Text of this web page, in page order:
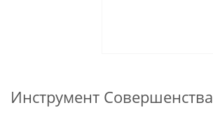
Инструмент Совершенства